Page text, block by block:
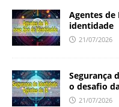
Agentes
identidade
21/07/2026
Segurança
o desafio
21/07/2026